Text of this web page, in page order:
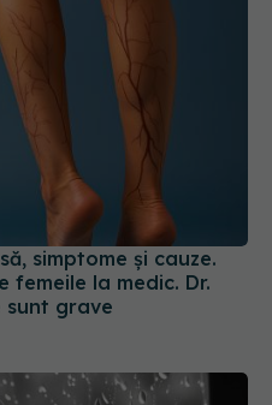
femeile la medic. Dr.
sunt grave